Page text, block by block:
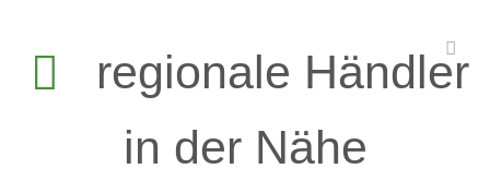
regionale Händler
in der Nähe